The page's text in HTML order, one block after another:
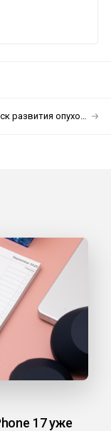
мозга у подростков
17 уже